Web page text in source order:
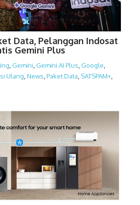
Data, Pelanggan Indosat
Gemini Plus
Gemini Gemini AI Plus Google
Ulang News Paket Data SATSPAM+